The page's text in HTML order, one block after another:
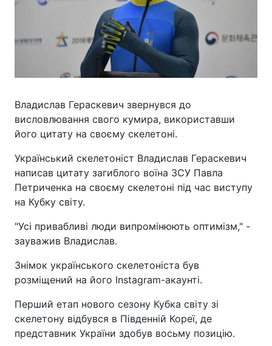
Владислав Гераскевич звернувся до
висловлювання свого кумира, використавши
його цитату на своєму скелетоні.
Український скелетоніст Владислав Гераскевич
написав цитату загиблого воїна ЗСУ Павла
Петриченка на своєму скелетоні під час виступу
на Кубку світу.
"Усі привабливі люди випромінюють оптимізм," -
зауважив Владислав.
Знімок українського скелетоніста був
розміщений на його Instagram-акаунті.
Перший етап нового сезону Кубка світу зі
скелетону відбувся в Південній Кореї, де
представник України здобув восьму позицію.